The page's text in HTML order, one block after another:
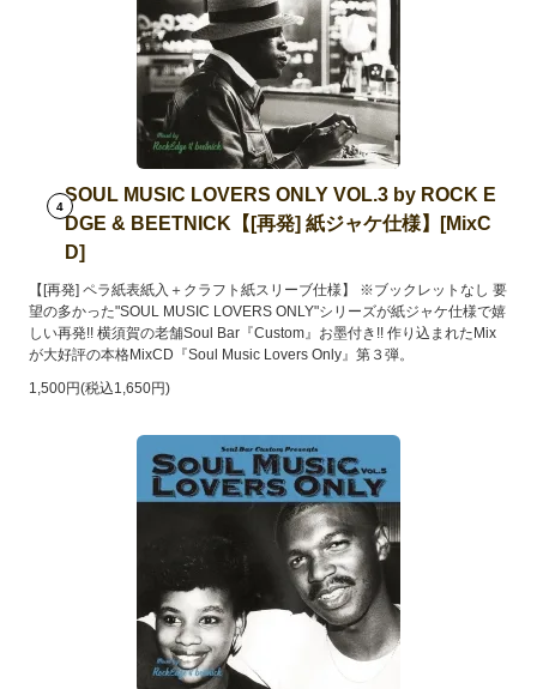
4
SOUL MUSIC LOVERS ONLY VOL.3 by ROCK E
DGE & BEETNICK【[再発] 紙ジャケ仕様】[MixC
D]
【[再発] ペラ紙表紙入＋クラフト紙スリーブ仕様】 ※ブックレットなし 要
望の多かった"SOUL MUSIC LOVERS ONLY"シリーズが紙ジャケ仕様で嬉
しい再発!! 横須賀の老舗Soul Bar『Custom』お墨付き!! 作り込まれたMix
が大好評の本格MixCD『Soul Music Lovers Only』第３弾。
1,500円(税込1,650円)